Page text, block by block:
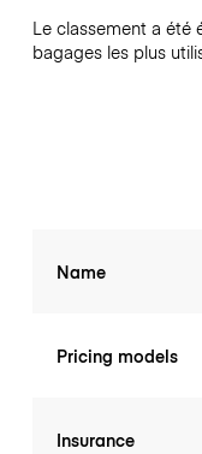
Le classement a été
bagages les plus
Name
Pricing models
Insurance